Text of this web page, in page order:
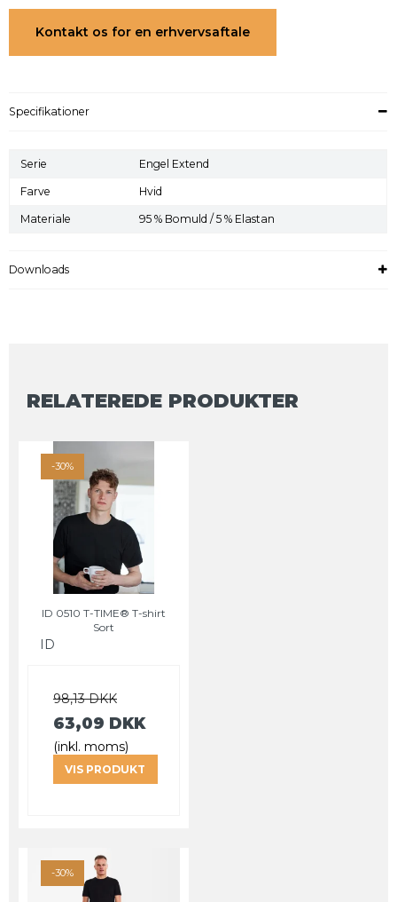
Kontakt os for en erhvervsaftale
Specifikationer
Serie Engel Extend
Farve Hvid
Materiale 95 % Bomuld / 5 % Elastan
Downloads
RELATEREDE PRODUKTER
-30%
ID 0510 T-TIME® T-shirt
Sort
ID
98,13 DKK
63,09 DKK
(inkl. moms)
VIS PRODUKT
-30%